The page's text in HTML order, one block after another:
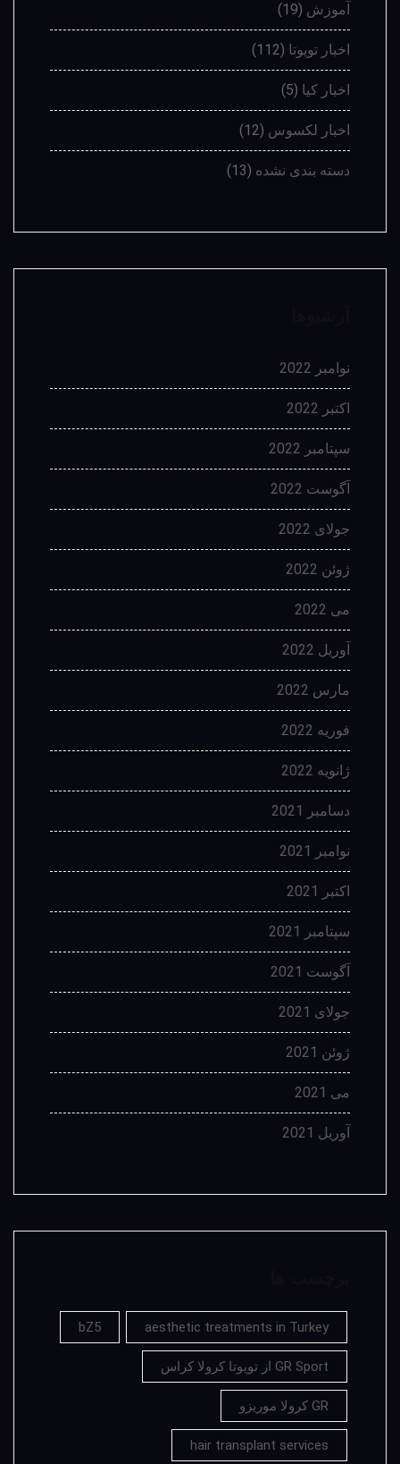
آموزش (19)
اخبار تویوتا (112)
اخبار کیا (5)
اخبار لکسوس (12)
دسته بندی نشده (13)
نوامبر 2022
اکتبر 2022
سپتامبر 2022
آگوست 2022
جولای 2022
ژوئن 2022
می 2022
آوریل 2022
مارس 2022
فوریه 2022
ژانویه 2022
دسامبر 2021
نوامبر 2021
اکتبر 2021
سپتامبر 2021
آگوست 2021
جولای 2021
ژوئن 2021
می 2021
آوریل 2021
aesthetic treatments in Turkey
bZ5
GR Sport از تویوتا کرولا کراس
GR کرولا موریزو
hair transplant services